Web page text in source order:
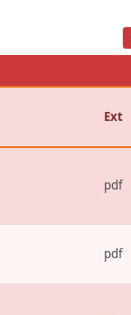
Ext
pdf
pdf